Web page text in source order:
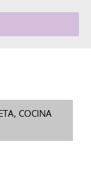
COCINA